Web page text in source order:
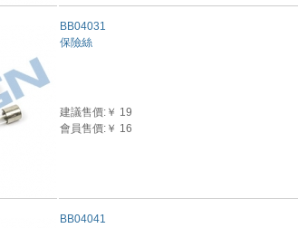
BB04031
保險絲
建議售價:￥ 19
會員售價:￥ 16
BB04041